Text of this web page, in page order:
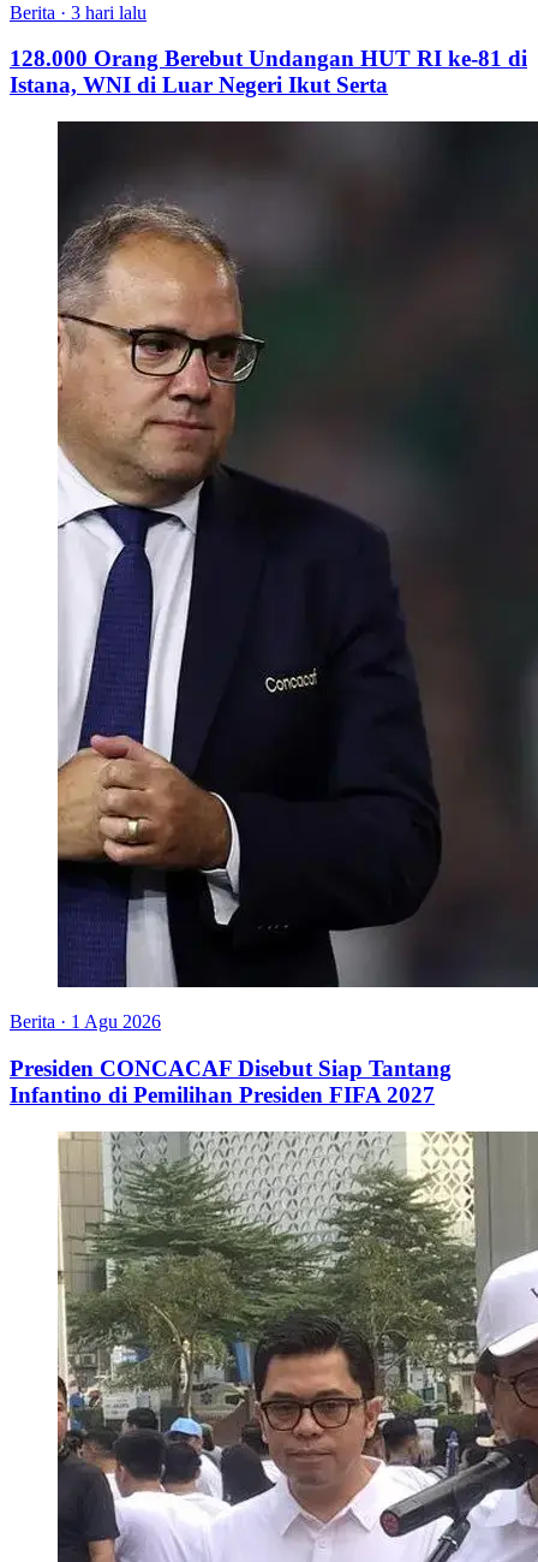
Berita · 3 hari lalu
128.000 Orang Berebut Undangan HUT RI ke-81 di
Istana, WNI di Luar Negeri Ikut Serta
Berita · 1 Agu 2026
Presiden CONCACAF Disebut Siap Tantang
Infantino di Pemilihan Presiden FIFA 2027